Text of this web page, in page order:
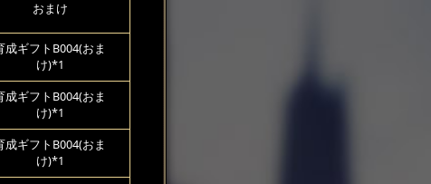
おまけ
成ギフトB004(おま
け)*1
成ギフトB004(おま
け)*1
成ギフトB004(おま
け)*1